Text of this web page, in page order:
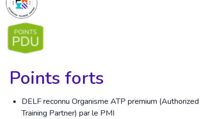
Points forts
DELF reconnu Organisme ATP premium (Authorized
Training Partner) par le PMI